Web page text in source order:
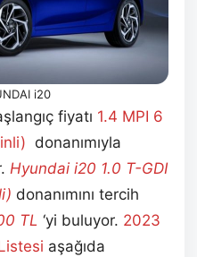
i20
fiyatı 1.4 MPI 6
donanımıyla
Hyundai i20 1.0 T-GDI
donanımını tercih
TL ‘yi buluyor. 2023
aşağıda